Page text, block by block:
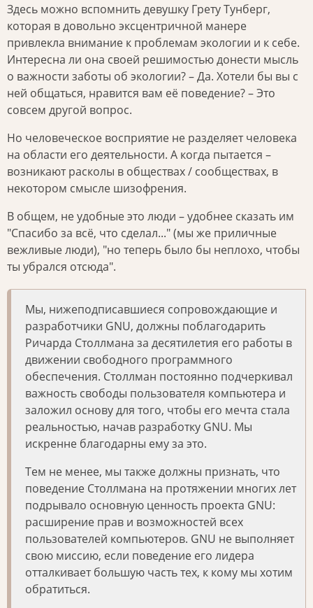
Здесь можно вспомнить девушку Грету Тунберг,
которая в довольно эксцентричной манере
привлекла внимание к проблемам экологии и к себе.
Интересна ли она своей решимостью донести мысль
о важности заботы об экологии? – Да. Хотели бы вы с
ней общаться, нравится вам её поведение? – Это
совсем другой вопрос.
Но человеческое восприятие не разделяет человека
на области его деятельности. А когда пытается –
возникают расколы в обществах / сообществах, в
некотором смысле шизофрения.
В общем, не удобные это люди – удобнее сказать им
"Спасибо за всё, что сделал..." (мы же приличные
вежливые люди), "но теперь было бы неплохо, чтобы
ты убрался отсюда".
Мы, нижеподписавшиеся сопровождающие и
разработчики GNU, должны поблагодарить
Ричарда Столлмана за десятилетия его работы в
движении свободного программного
обеспечения. Столлман постоянно подчеркивал
важность свободы пользователя компьютера и
заложил основу для того, чтобы его мечта стала
реальностью, начав разработку GNU. Мы
искренне благодарны ему за это.
Тем не менее, мы также должны признать, что
поведение Столлмана на протяжении многих лет
подрывало основную ценность проекта GNU:
расширение прав и возможностей всех
пользователей компьютеров. GNU не выполняет
свою миссию, если поведение его лидера
отталкивает большую часть тех, к кому мы хотим
обратиться.